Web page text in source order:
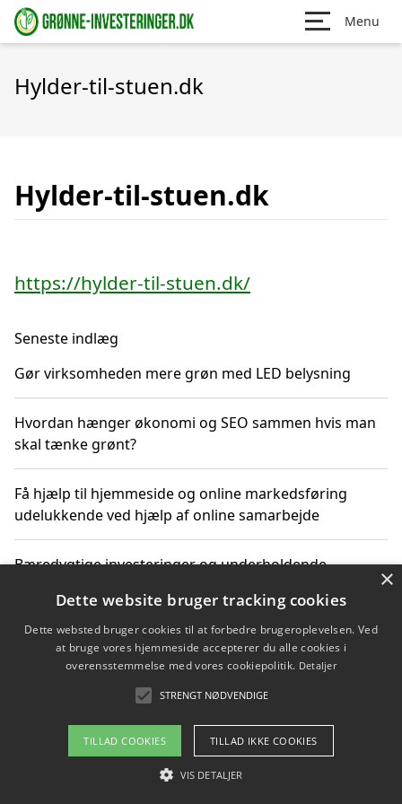
Menu
Hylder-til-stuen.dk
Hylder-til-stuen.dk
https://hylder-til-stuen.dk/
Seneste indlæg
Gør virksomheden mere grøn med LED belysning
Hvordan hænger økonomi og SEO sammen hvis man
skal tænke grønt?
Få hjælp til hjemmeside og online markedsføring
udelukkende ved hjælp af online samarbejde
Bæredygtige investeringer og underholdende
Sådan kan online møder for virksomheder fremme
grønne investeringer
Copyright 2026 - Pilanto Aps
Om / kontakt
×
Dette website bruger tracking cookies
Dette websted bruger cookies til at forbedre brugeroplevelsen. Ved
at bruge vores hjemmeside accepterer du alle cookies i
overensstemmelse med vores cookiepolitik. Detaljer
STRENGT NØDVENDIGE
TILLAD COOKIES TILLAD IKKE COOKIES
VIS DETALJER